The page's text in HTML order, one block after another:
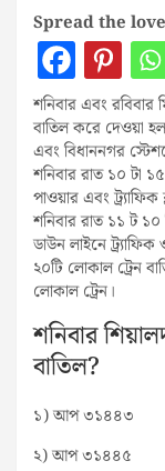
Spread the love
শনিবার এবং রবিবার
বাতিল করে দেওয়া
এবং বিধাননগর
শনিবার রাত ১০ টা
পাওয়ার এবং
শনিবার রাত ১১ ট ১০
ডাউন লাইনে
২০টি লোকাল ট্রেন
লোকাল ট্রেন।
শনিবার
বাতিল?
১) আপ ৩১৪৪৩
২) আপ ৩১৪৪৫